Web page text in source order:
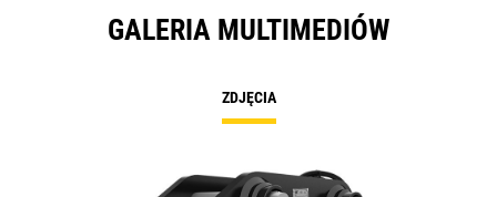
GALERIA MULTIMEDIÓW
ZDJĘCIA